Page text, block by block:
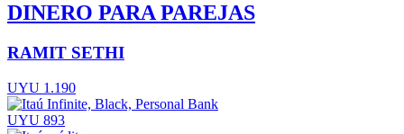
DINERO PARA PAREJAS
RAMIT SETHI
UYU 1.190
UYU 893